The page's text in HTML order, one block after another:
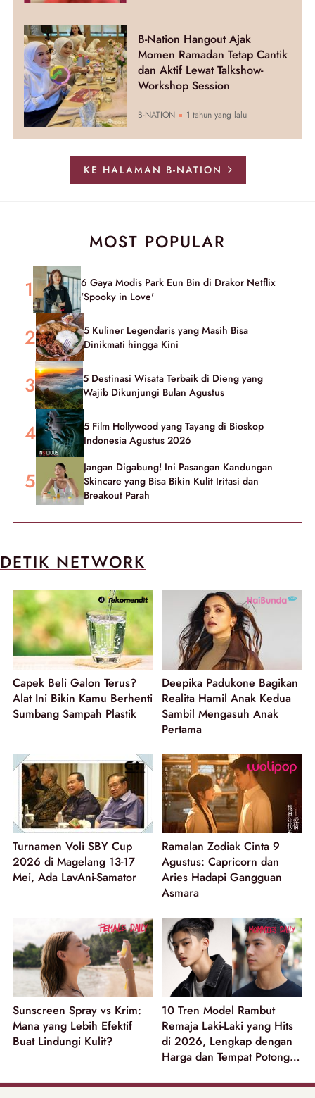
B-Nation Hangout Ajak
Momen Ramadan Tetap Cantik
dan Aktif Lewat Talkshow-
Workshop Session
B-NATION 1 tahun yang lalu
KE HALAMAN B-NATION
MOST POPULAR
6 Gaya Modis Park Eun Bin di Drakor Netflix
'Spooky in Love'
5 Kuliner Legendaris yang Masih Bisa
Dinikmati hingga Kini
5 Destinasi Wisata Terbaik di Dieng yang
Wajib Dikunjungi Bulan Agustus
5 Film Hollywood yang Tayang di Bioskop
Indonesia Agustus 2026
Jangan Digabung! Ini Pasangan Kandungan
Skincare yang Bisa Bikin Kulit Iritasi dan
Breakout Parah
DETIK NETWORK
Capek Beli Galon Terus?
Alat Ini Bikin Kamu Berhenti
Sumbang Sampah Plastik
Deepika Padukone Bagikan
Realita Hamil Anak Kedua
Sambil Mengasuh Anak
Pertama
Turnamen Voli SBY Cup
2026 di Magelang 13-17
Mei, Ada LavAni-Samator
Ramalan Zodiak Cinta 9
Agustus: Capricorn dan
Aries Hadapi Gangguan
Asmara
Sunscreen Spray vs Krim:
Mana yang Lebih Efektif
Buat Lindungi Kulit?
10 Tren Model Rambut
Remaja Laki-Laki yang Hits
di 2026, Lengkap dengan
Harga dan Tempat Potong